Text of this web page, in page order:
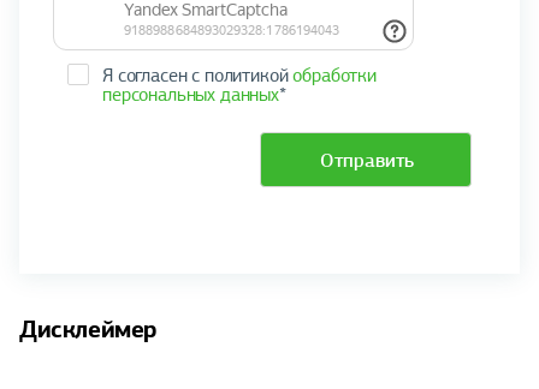
Я согласен с политикойобработки
персональных данных*
Отправить
Дисклеймер